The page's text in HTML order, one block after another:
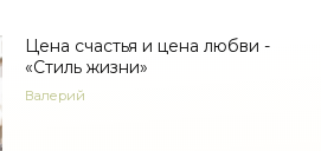
Цена счастья и цена любви -
«Стиль жизни»
Валерий